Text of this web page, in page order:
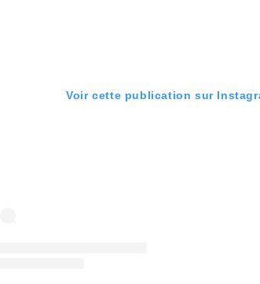
Voir cette publication sur